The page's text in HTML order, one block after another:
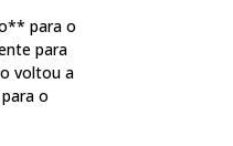
para o
para
voltou a
o